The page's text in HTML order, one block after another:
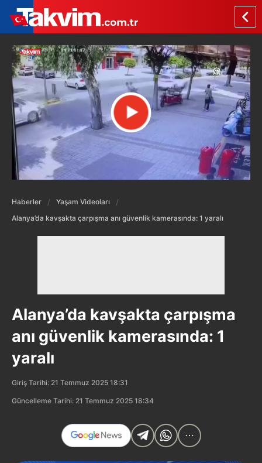
Haberler
Yaşam Videoları
Alanya’da kavşakta çarpışma anı güvenlik kamerasında: 1 yaralı
Alanya’da kavşakta çarpışma
anı güvenlik kamerasında: 1
yaralı
Giriş Tarihi: 21 Temmuz 2025 18:31
Güncelleme Tarihi: 21 Temmuz 2025 18:34